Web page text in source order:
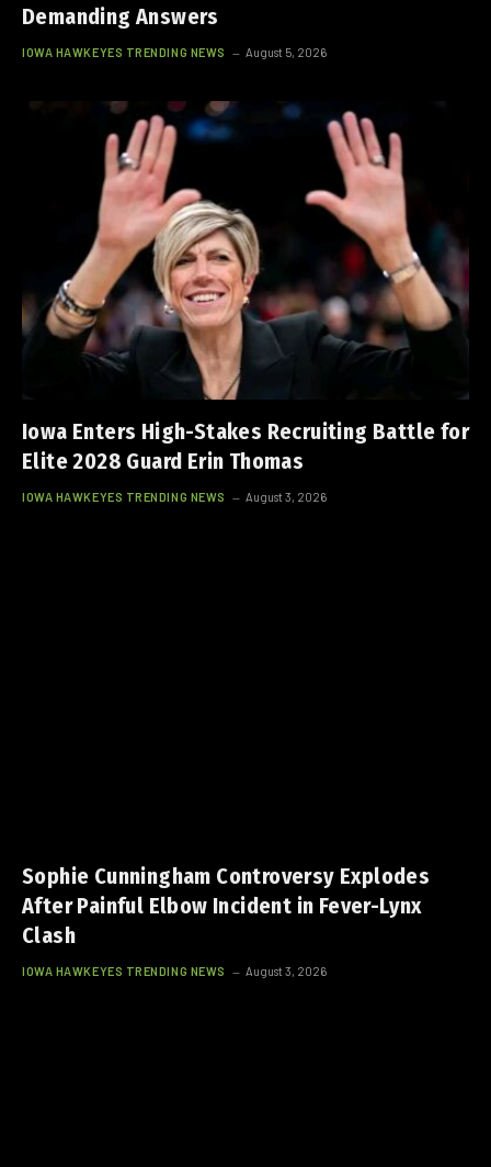
Demanding Answers
IOWA HAWKEYES TRENDING NEWS August 5, 2026
Iowa Enters High-Stakes Recruiting Battle for
Elite 2028 Guard Erin Thomas
IOWA HAWKEYES TRENDING NEWS August 3, 2026
Sophie Cunningham Controversy Explodes
After Painful Elbow Incident in Fever-Lynx
Clash
IOWA HAWKEYES TRENDING NEWS August 3, 2026